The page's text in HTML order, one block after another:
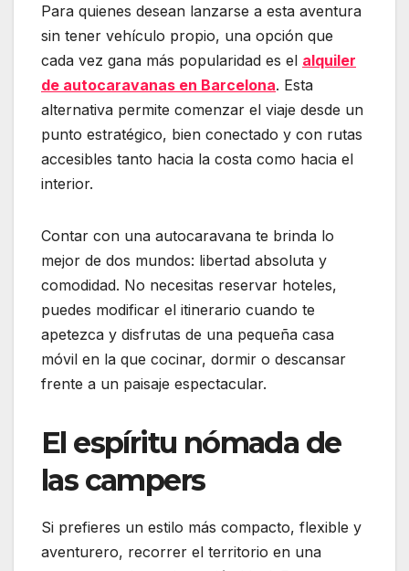
Para quienes desean lanzarse a esta aventura
sin tener vehículo propio, una opción que
cada vez gana más popularidad es el alquiler
de autocaravanas en Barcelona. Esta
alternativa permite comenzar el viaje desde un
punto estratégico, bien conectado y con rutas
accesibles tanto hacia la costa como hacia el
interior.
Contar con una autocaravana te brinda lo
mejor de dos mundos: libertad absoluta y
comodidad. No necesitas reservar hoteles,
puedes modificar el itinerario cuando te
apetezca y disfrutas de una pequeña casa
móvil en la que cocinar, dormir o descansar
frente a un paisaje espectacular.
El espíritu nómada de
las campers
Si prefieres un estilo más compacto, flexible y
aventurero, recorrer el territorio en una